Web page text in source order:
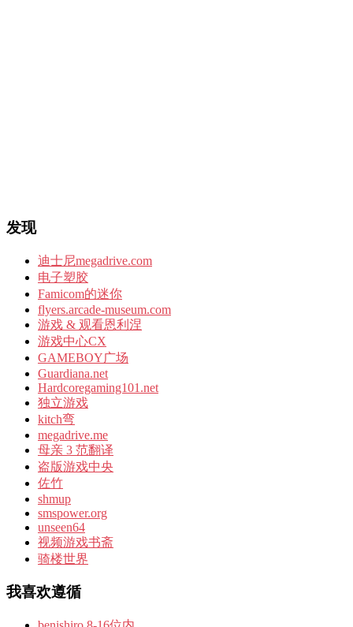
发现
迪士尼megadrive.com
电子塑胶
Famicom的迷你
flyers.arcade-museum.com
游戏 & 观看恩利涅
游戏中心CX
GAMEBOY广场
Guardiana.net
Hardcoregaming101.net
独立游戏
kitch弯
megadrive.me
母亲 3 范翻译
盗版游戏中央
佐竹
shmup
smspower.org
unseen64
视频游戏书斋
骑楼世界
我喜欢遵循